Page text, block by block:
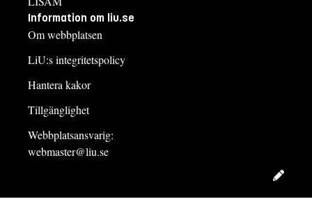
Information om liu.se
Om webbplatsen
LiU:s integritetspolicy
Hantera kakor
Tillgänglighet
Webbplatsansvarig:
webmaster@liu.se